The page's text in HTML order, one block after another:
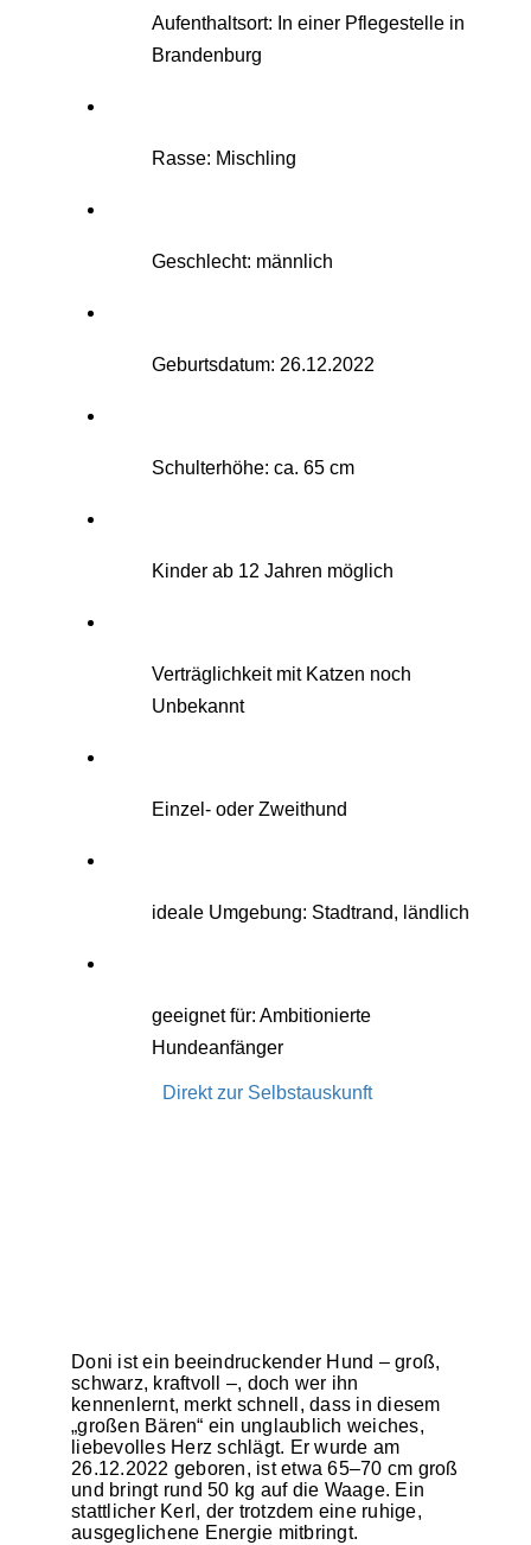
Aufenthaltsort: In einer Pflegestelle in
Brandenburg
Rasse: Mischling
Geschlecht: männlich
Geburtsdatum: 26.12.2022
Schulterhöhe: ca. 65 cm
Kinder ab 12 Jahren möglich
Verträglichkeit mit Katzen noch
Unbekannt
Einzel- oder Zweithund
ideale Umgebung: Stadtrand, ländlich
geeignet für: Ambitionierte
Hundeanfänger
Direkt zur Selbstauskunft
Doni ist ein beeindruckender Hund – groß,
schwarz, kraftvoll –, doch wer ihn
kennenlernt, merkt schnell, dass in diesem
„großen Bären“ ein unglaublich weiches,
liebevolles Herz schlägt. Er wurde am
26.12.2022 geboren, ist etwa 65–70 cm groß
und bringt rund 50 kg auf die Waage. Ein
stattlicher Kerl, der trotzdem eine ruhige,
ausgeglichene Energie mitbringt.